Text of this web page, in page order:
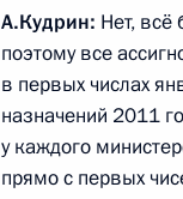
Дисциплина –
в одном звене
А.Кудрин: Нет, всё
поэтому все
в первых числах
назначений 2011
у каждого
прямо с первых